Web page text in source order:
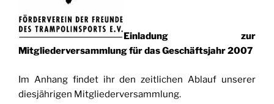
Einladung zur
Mitgliederversammlung für das Geschäftsjahr 2007
Im Anhang findet ihr den zeitlichen Ablauf unserer
diesjährigen Mitgliederversammlung.